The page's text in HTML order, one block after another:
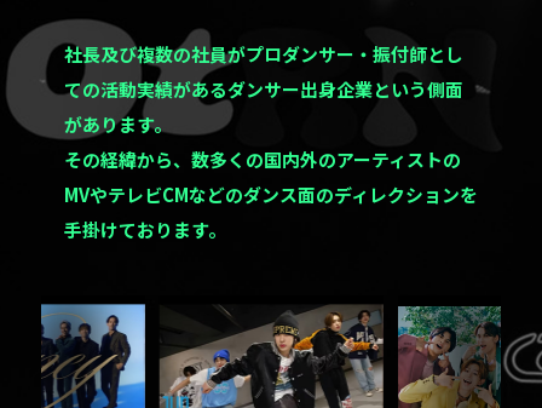
社長及び複数の社員がプロダンサー・振付師とし
ての活動実績があるダンサー出身企業という側面
があります。
その経緯から、数多くの国内外のアーティストの
MVやテレビCMなどのダンス面のディレクションを
手掛けております。